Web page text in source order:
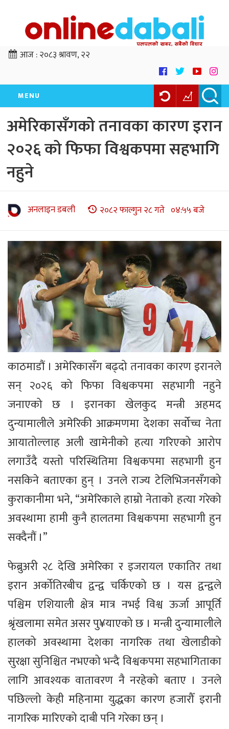
आज :२०८३ श्रावण, २२
MENU
अमेरिकासँगको तनावका कारण इरान
२०२६ को फिफा विश्वकपमा सहभागि
नहुने
अनलाइन डबली २०८२ फाल्गुन २८ गते ०४:५५ बजे
काठमाडौं । अमेरिकासँग बढ्दो तनावका कारण इरानले
सन् २०२६ को फिफा विश्वकपमा सहभागी नहुने
जनाएको छ । इरानका खेलकुद मन्त्री अहमद
दुन्यामालीले अमेरिकी आक्रमणमा देशका सर्वोच्च नेता
आयातोल्लाह अली खामेनीको हत्या गरिएको आरोप
लगाउँदै यस्तो परिस्थितिमा विश्वकपमा सहभागी हुन
नसकिने बताएका हुन् । उनले राज्य टेलिभिजनसँगको
कुराकानीमा भने, “अमेरिकाले हाम्रो नेताको हत्या गरेको
अवस्थामा हामी कुनै हालतमा विश्वकपमा सहभागी हुन
सक्दैनौं ।”
फेब्रुअरी २८ देखि अमेरिका र इजरायल एकातिर तथा
इरान अर्कोतिरबीच द्वन्द्व चर्किएको छ । यस द्वन्द्वले
पश्चिम एशियाली क्षेत्र मात्र नभई विश्व ऊर्जा आपूर्ति
श्रृंखलामा समेत असर पु¥याएको छ । मन्त्री दुन्यामालीले
हालको अवस्थामा देशका नागरिक तथा खेलाडीको
सुरक्षा सुनिश्चित नभएको भन्दै विश्वकपमा सहभागिताका
लागि आवश्यक वातावरण नै नरहेको बताए । उनले
पछिल्लो केही महिनामा युद्धका कारण हजारौँ इरानी
नागरिक मारिएको दाबी पनि गरेका छन् ।